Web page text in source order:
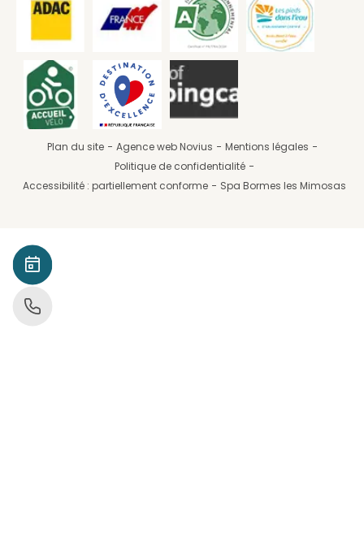
Plan du site Agence web Novius
Mentions légales
Politique de confidentialité
Accessibilité : partiellement conforme
Spa Bormes les Mimosas